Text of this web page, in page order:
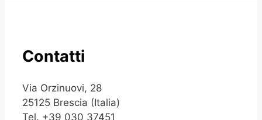
Contatti
Via Orzinuovi, 28
25125 Brescia (Italia)
Tel. +39 030 37451